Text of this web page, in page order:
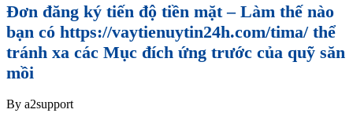
Đơn đăng ký tiến độ tiền mặt – Làm thế nào
bạn có https://vaytienuytin24h.com/tima/ thể
tránh xa các Mục đích ứng trước của quỹ săn
mồi
By a2support